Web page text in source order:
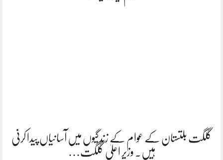
گلگت بلتستان کے عوام کے زندگیوں میں آسانیاں پیدا کرنی
ہیں. وزیر اعلیٰ گلگت…